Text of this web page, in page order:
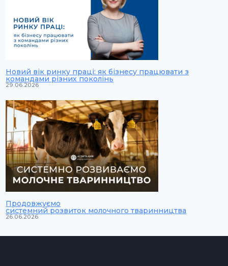
Новий вік ринку праці: як бізнесу працювати з
командами різних поколінь
29.06.2026
Продовжуємо
системний розвиток молочного тваринництва
26.06.2026